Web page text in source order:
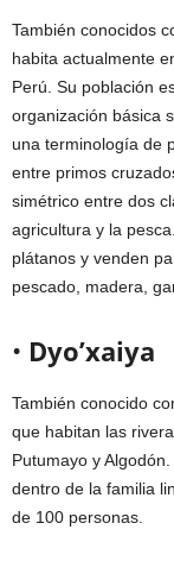
También conocidos
habita actualmente
Perú. Su población
organización básica
una terminología de
entre primos
simétrico entre dos
agricultura y la
plátanos y venden
pescado, madera,
• Dyo’xaiya
También conocido
que habitan las
Putumayo y
dentro de la familia
de 100 personas.